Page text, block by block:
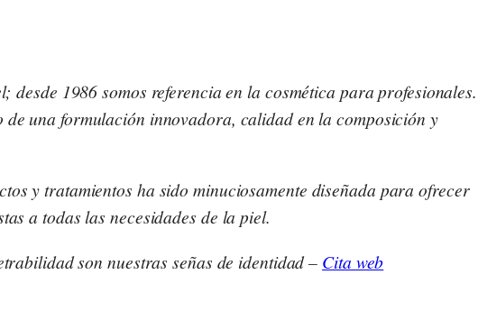
desde 1986 somos referencia en la cosmética para profesionales.
una formulación innovadora, calidad en la composición y
y tratamientos ha sido minuciosamente diseñada para ofrecer
a todas las necesidades de la piel.
son nuestras señas de identidad – Cita web